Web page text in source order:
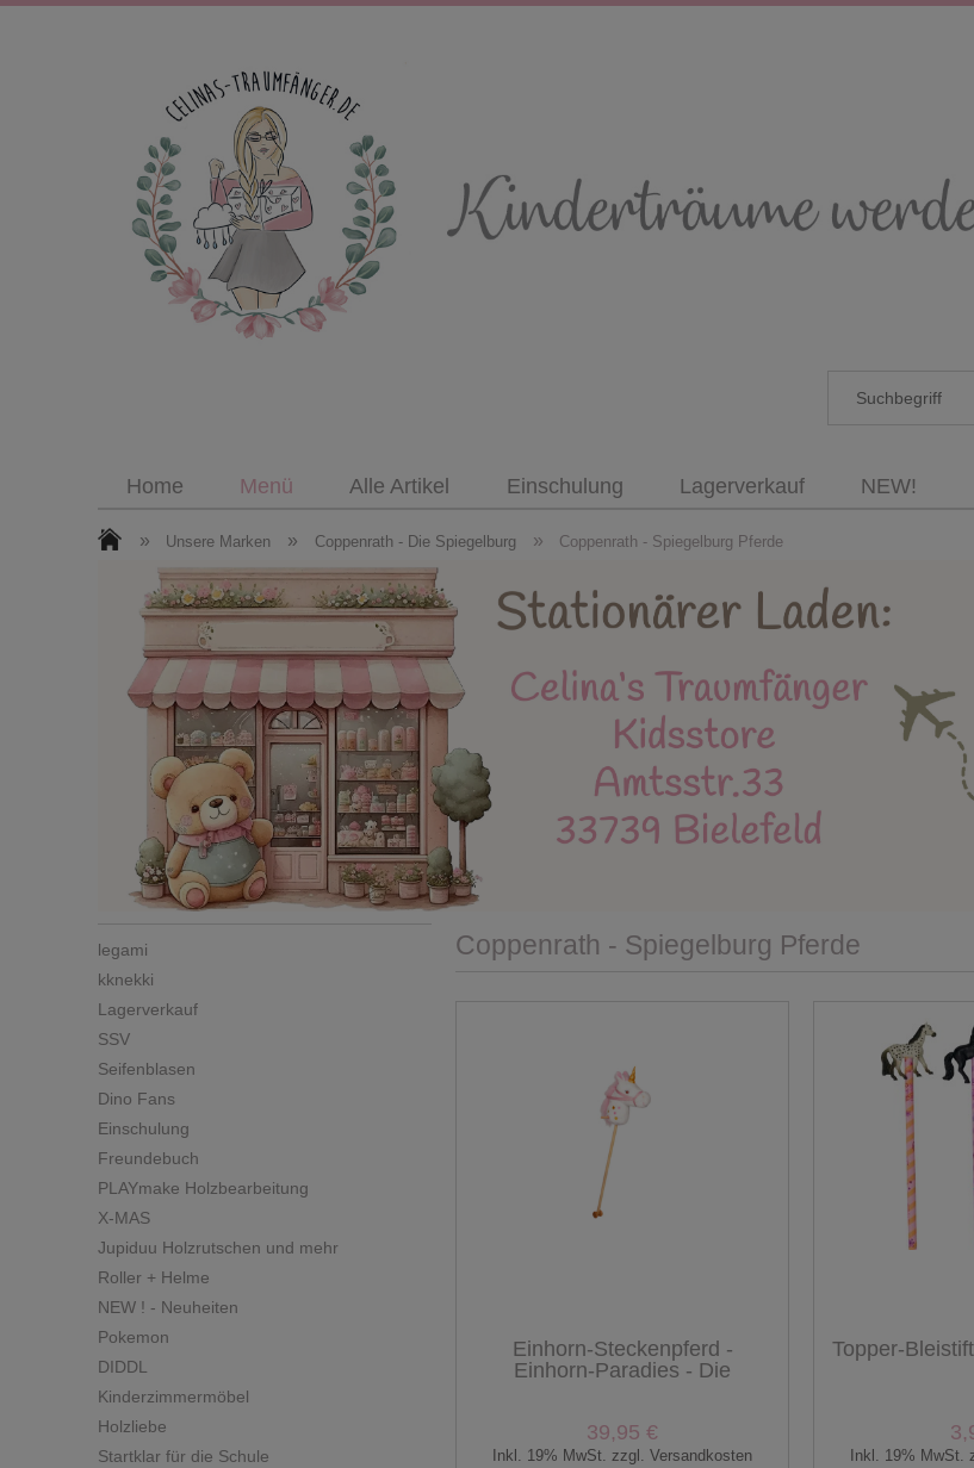
Home Menü Alle Artikel Einschulung Lagerverkauf NEW!
Roller + Helme Kinderzimmermöbel Holzspielzeug Kidsstore
Puppen / Kuscheltiere Ostern Neue Produkte Stapelstein
Facebook Kontakt / Impressum Instagram
» Unsere Marken » Coppenrath - Die Spiegelburg » Coppenrath - Spiegelburg Pferde
legami
kknekki
Lagerverkauf
SSV
Seifenblasen
Dino Fans
Einschulung
Freundebuch
PLAYmake Holzbearbeitung
X-MAS
Jupiduu Holzrutschen und mehr
Roller + Helme
NEW ! - Neuheiten
Pokemon
DIDDL
Kinderzimmermöbel
Holzliebe
Startklar für die Schule
Coppenrath - Spiegelburg Pferde
Einhorn-Steckenpferd -
Einhorn-Paradies - Die
39,95 €
Inkl. 19% MwSt. zzgl. Versandkosten
Topper-
Inkl. 19% MwSt.